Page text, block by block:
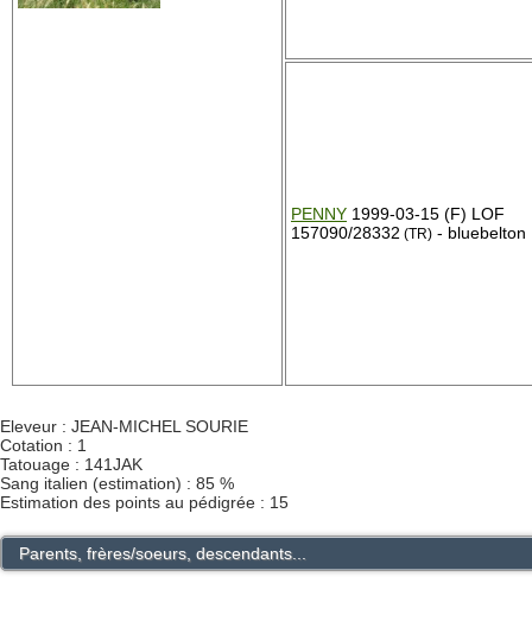
PENNY 1999-03-15 (F) LOF
157090/28332 (TR) - bluebelton
Eleveur : JEAN-MICHEL SOURIE
Cotation : 1
Tatouage : 141JAK
Sang italien (estimation) : 85 %
Estimation des points au pédigrée : 15
Parents, frères/soeurs, descendants...